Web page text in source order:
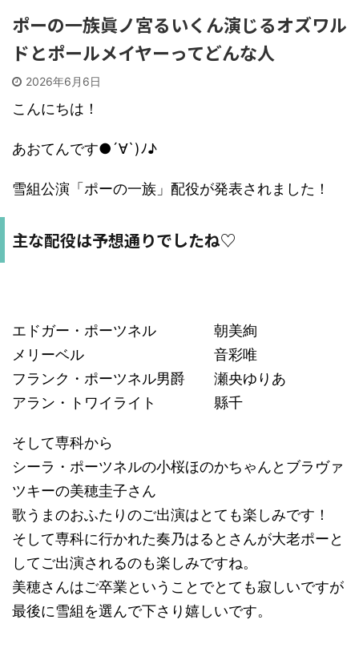
ポーの一族眞ノ宮るいくん演じるオズワル
ドとポールメイヤーってどんな人
2026年6月6日
こんにちは！
あおてんです●´∀`)ﾉ♪
雪組公演「ポーの一族」配役が発表されました！
主な配役は予想通りでしたね♡
エドガー・ポーツネル 朝美絢
メリーベル 音彩唯
フランク・ポーツネル男爵 瀬央ゆりあ
アラン・トワイライト 縣千
そして専科から
シーラ・ポーツネルの小桜ほのかちゃんとブラヴァ
ツキーの美穂圭子さん
歌うまのおふたりのご出演はとても楽しみです！
そして専科に行かれた奏乃はるとさんが大老ポーと
してご出演されるのも楽しみですね。
美穂さんはご卒業ということでとても寂しいですが
最後に雪組を選んで下さり嬉しいです。